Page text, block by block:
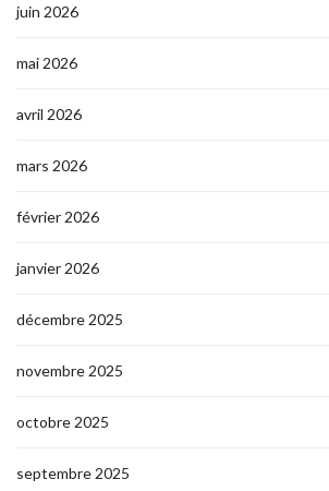
juin 2026
mai 2026
avril 2026
mars 2026
février 2026
janvier 2026
décembre 2025
novembre 2025
octobre 2025
septembre 2025